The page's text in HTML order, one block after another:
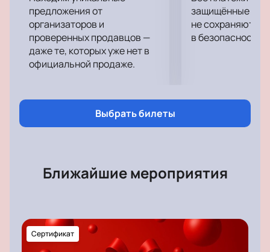
предложения от
организаторов и
проверенных продавцов —
даже те, которых уже нет в
официальной продаже.
защищённые
не сохраняются
в безопасности.
Выбрать билеты
Ближайшие мероприятия
Сертификат